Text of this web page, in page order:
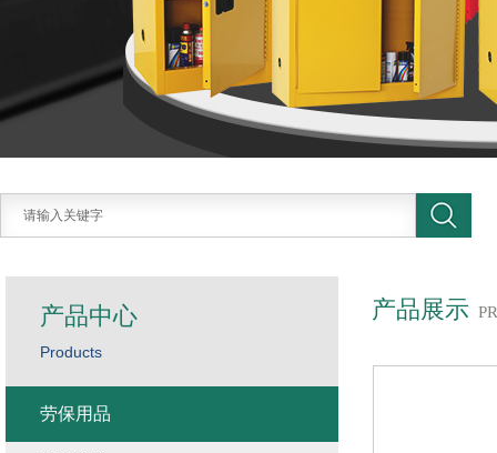
产品展示
产品中心
Products
劳保用品